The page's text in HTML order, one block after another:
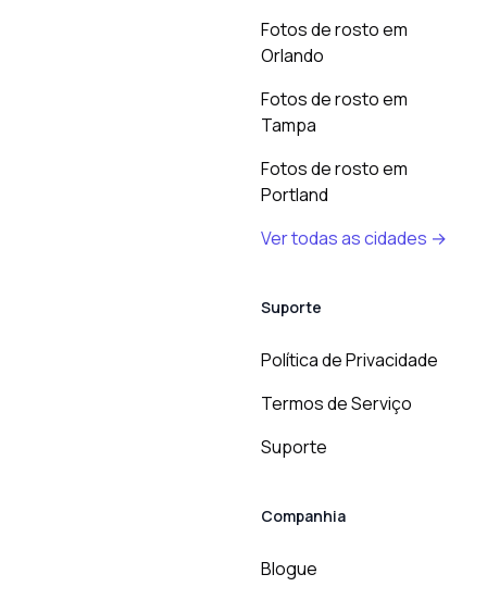
Fotos de rosto em
Orlando
Fotos de rosto em
Tampa
Fotos de rosto em
Portland
Ver todas as cidades →
Suporte
Política de Privacidade
Termos de Serviço
Suporte
Companhia
Blogue